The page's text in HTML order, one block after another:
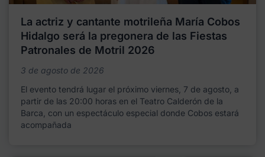
La actriz y cantante motrileña María Cobos
Hidalgo será la pregonera de las Fiestas
Patronales de Motril 2026
3 de agosto de 2026
El evento tendrá lugar el próximo viernes, 7 de agosto, a
partir de las 20:00 horas en el Teatro Calderón de la
Barca, con un espectáculo especial donde Cobos estará
acompañada